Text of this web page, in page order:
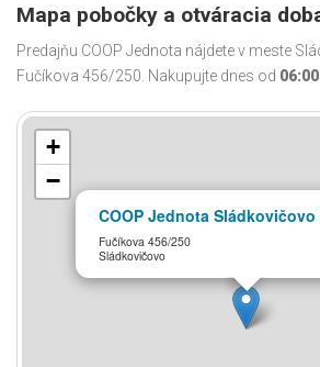
Mapa pobočky a otváracia
Predajňu COOP Jednota nájdete v meste
Fučíkova 456/250. Nakupujte dnes od 06:00
COOP Jednota
Fučíkova 456/250
Sládkovičovo
+
−